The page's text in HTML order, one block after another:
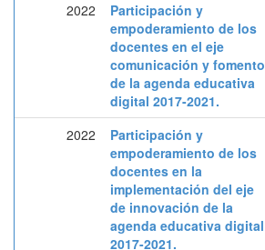
2022
Participación y
empoderamiento de los
docentes en el eje
comunicación y fomento
de la agenda educativa
digital 2017-2021.
2022
Participación y
empoderamiento de los
docentes en la
implementación del eje
de innovación de la
agenda educativa digital
2017-2021.